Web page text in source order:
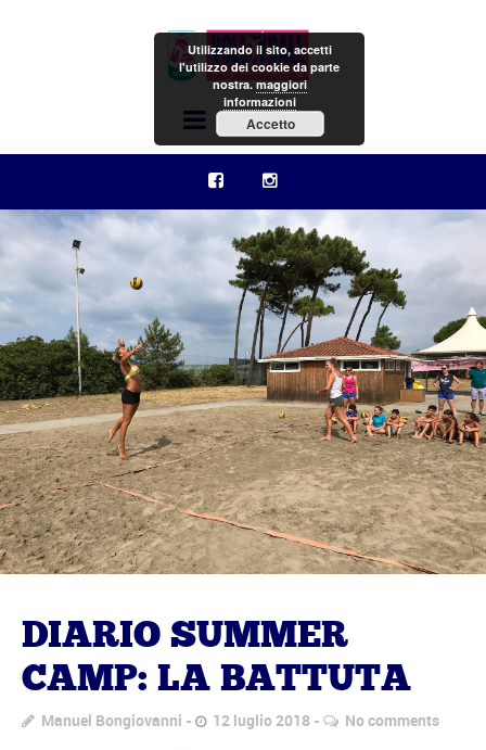
Menu
DIARIO SUMMER
CAMP: LA BATTUTA
Manuel Bongiovanni 12 luglio 2018 No comments
Utilizzando il sito, accetti
l'utilizzo dei cookie da parte
nostra.maggiori
informazioni
Accetto